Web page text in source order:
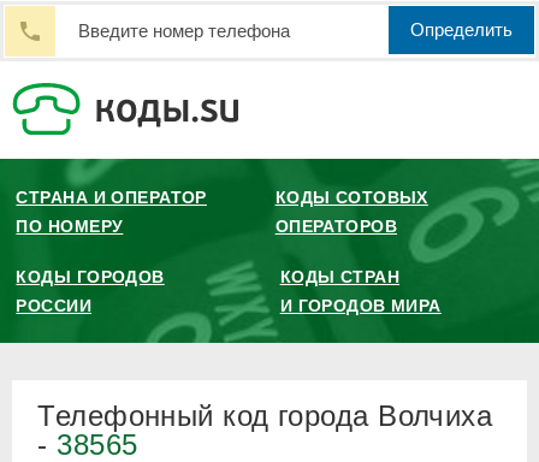
Определить
СТРАНА И ОПЕРАТОР
ПО НОМЕРУ
КОДЫ СОТОВЫХ
ОПЕРАТОРОВ
КОДЫ ГОРОДОВ
РОССИИ
КОДЫ СТРАН
И ГОРОДОВ МИРА
Телефонный код города Волчиха
- 38565